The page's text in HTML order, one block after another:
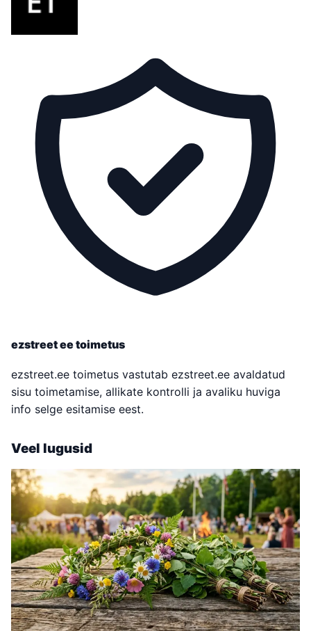
ezstreet ee toimetus
ezstreet.ee toimetus vastutab ezstreet.ee avaldatud
sisu toimetamise, allikate kontrolli ja avaliku huviga
info selge esitamise eest.
Veel lugusid